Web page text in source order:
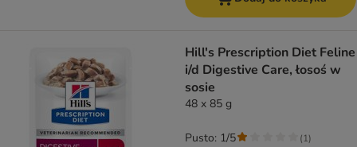
Hill's Prescription Diet Feline
i/d Digestive Care, łosoś w
sosie
48 x 85 g
Pusto: 1/5 (1)